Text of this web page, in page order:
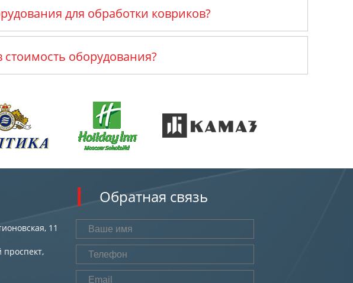
для обработки ковриков?
оборудования?
11
проспект,
Обратная связь